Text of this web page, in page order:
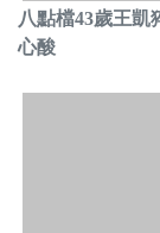
八點檔43歲王凱
心酸